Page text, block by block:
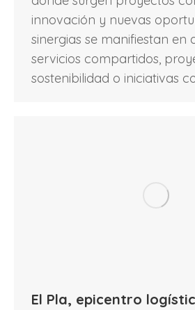
innovación y nuevas
sinergias se manifiestan en
servicios compartidos,
sostenibilidad o iniciativas
El Pla, epicentro